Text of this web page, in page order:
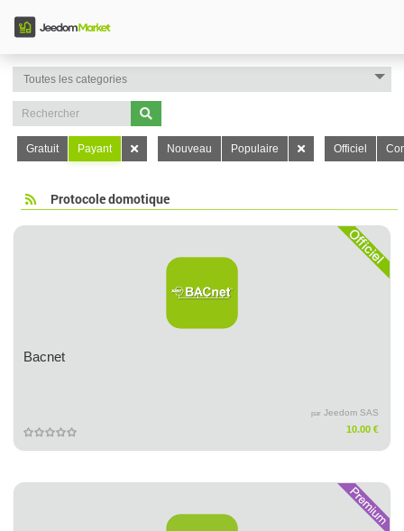
Gratuit Payant Nouveau Populaire Officiel
Protocole domotique
Bacnet
par Jeedom SAS
10.00 €